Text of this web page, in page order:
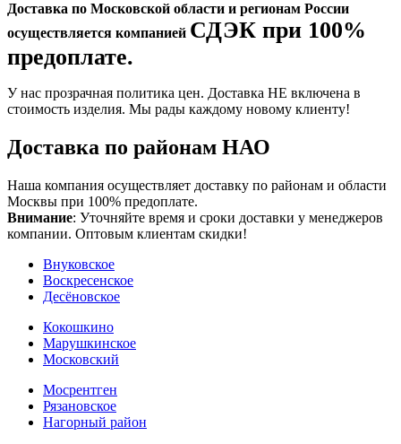
Доставка по Московской области и регионам России
осуществляется компанией СДЭК при 100%
предоплате.
У нас прозрачная политика цен. Доставка НЕ включена в
стоимость изделия. Мы рады каждому новому клиенту!
Доставка по районам НАО
Наша компания осуществляет доставку по районам и области
Москвы при 100% предоплате.
Внимание: Уточняйте время и сроки доставки у менеджеров
компании. Оптовым клиентам скидки!
Внуковское
Воскресенское
Десёновское
Кокошкино
Марушкинское
Московский
Мосрентген
Рязановское
Нагорный район